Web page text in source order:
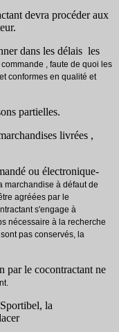
devra procéder aux
dans les délais les
, faute de quoi les
conformes en qualité et
partielles.
livrées ,
ou électronique-
marchandise à défaut de
agréées par le
s'engage à
nécessaire à la recherche
pas conservés, la
par le cocontractant ne
la